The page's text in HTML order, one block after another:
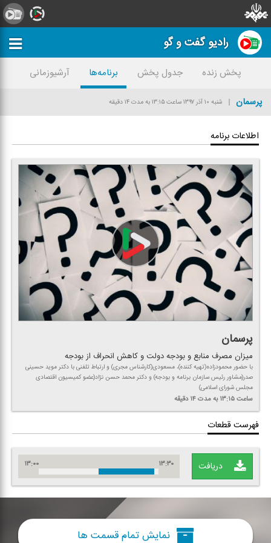
رادیو گفت و گو
پخش زنده جدول پخش برنامه‌ها
آرشیوزمانی
پرسمان
شنبه ۱۰ آذر ۱۳۹۷ ساعت ۱۳:۱۵ به مدت ۱۴ دقیقه
اطلاعات برنامه
پرسمان
میزان مصرف منابع و بودجه دولت و كاهش انحراف از بودجه
با حضور محمودزاده(تهیه كننده)، مسعودی(كارشناس مجری) و ارتباط تلفنی با دكتر موید حسینی
صدر(مشاور رئیس سازمان برنامه و بودجه) و دكتر محمد حسن نژاد(عضو كمیسیون اقتصادی
مجلس شورای اسلامی)
ساعت ۱۳:۱۵ به مدت ۱۴ دقیقه
فهرست قطعات
دریافت ۱۳:۰۰ ۱۳:۳۰
نمایش تمام قسمت ها